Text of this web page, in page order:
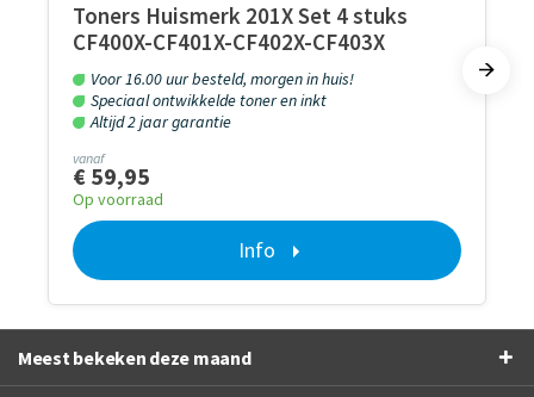
Toners Huismerk 201X Set 4 stuks
CF400X-CF401X-CF402X-CF403X
Voor 16.00 uur besteld, morgen in huis!
Speciaal ontwikkelde toner en inkt
Altijd 2 jaar garantie
vanaf
€ 59,95
Op voorraad
Info
Meest bekeken deze maand